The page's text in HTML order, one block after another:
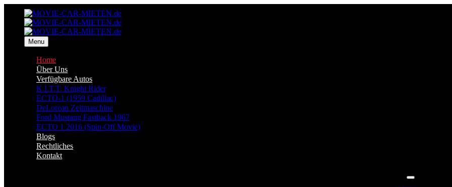
Menu
Home
Über Uns
Verfügbare Autos
K.I.T.T. Knight Rider
ECTO-1 (1959 Cadillac)
DeLorean Zeitmaschine
Ford Mustang Fastback 1967
ECTO 1 2016 (Spin-Off Movie)
Blogs
Rechtliches
Kontakt